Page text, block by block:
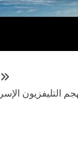
التليفزيون